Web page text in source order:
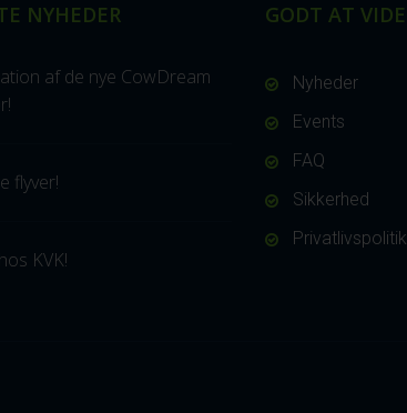
NYHEDER
af de nye CowDream
flyver!
KVK!
GODT AT VIDE
Nyheder
Events
FAQ
Sikkerhed
Privatlivspolitik